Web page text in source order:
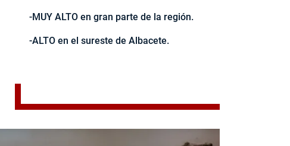
-MUY ALTO en gran parte de la región.
-ALTO en el sureste de Albacete.